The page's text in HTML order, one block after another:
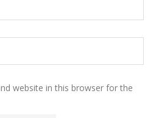
website in this browser for the